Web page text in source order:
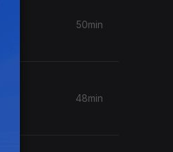
50min
48min